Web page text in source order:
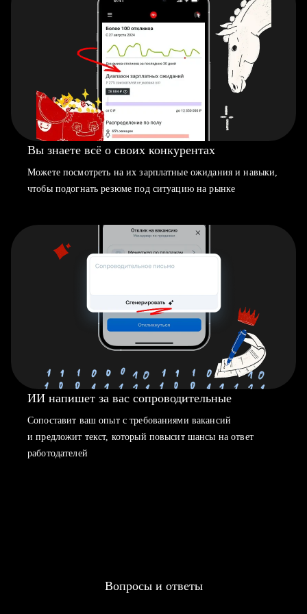
Вы знаете всё о своих конкурентах
Можете посмотреть на их зарплатные ожидания и навыки,
чтобы подогнать резюме под ситуацию на рынке
ИИ напишет за вас сопроводительные
Сопоставит ваш опыт с требованиями вакансий
и предложит текст, который повысит шансы на ответ
работодателей
Вопросы и ответы